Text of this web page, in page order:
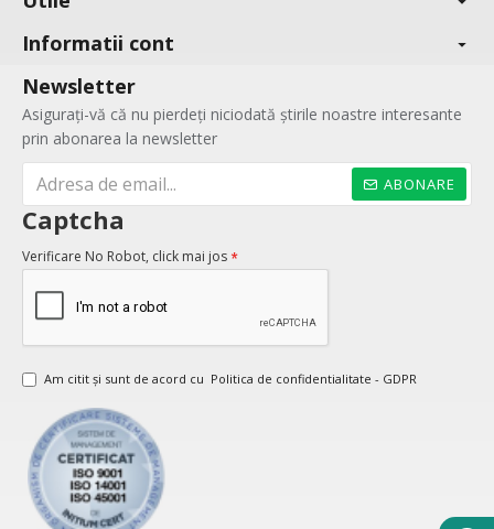
Informatii cont
Newsletter
Asigurați-vă că nu pierdeți niciodată știrile noastre interesante
prin abonarea la newsletter
ABONARE
Captcha
Verificare No Robot, click mai jos
Am citit şi sunt de acord cu Politica de confidentialitate - GDPR